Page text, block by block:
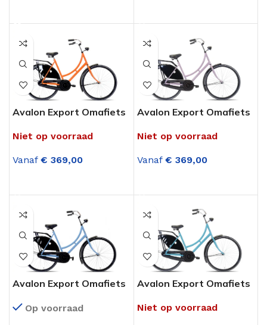
Avalon Export Omafiets
Niet op voorraad
Vanaf € 369,00
Avalon Export Omafiets
Niet op voorraad
Vanaf € 369,00
Avalon Export Omafiets
Op voorraad
Avalon Export Omafiets
Niet op voorraad